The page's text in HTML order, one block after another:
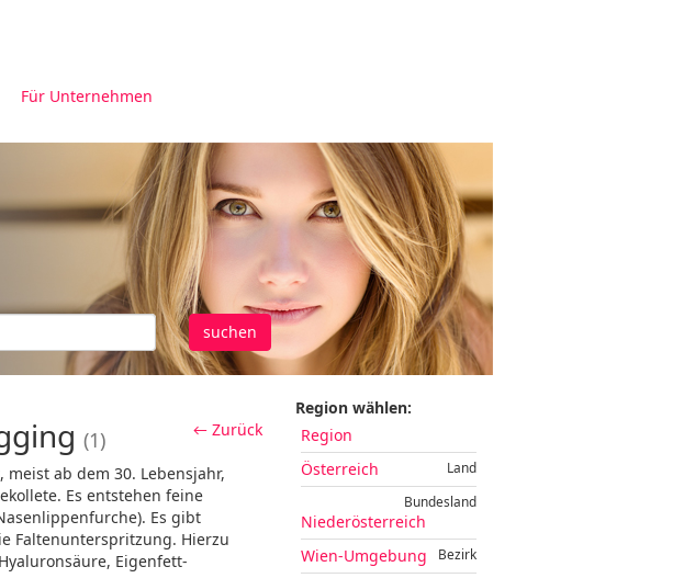
Für Unternehmen
suchen
← Zurück
(1)
ab dem 30. Lebensjahr,
Es entstehen feine
Es gibt
Faltenunterspritzung. Hierzu
Eigenfett-
Region wählen:
Region
Land
Österreich
Bundesland
Niederösterreich
Bezirk
Wien-Umgebung